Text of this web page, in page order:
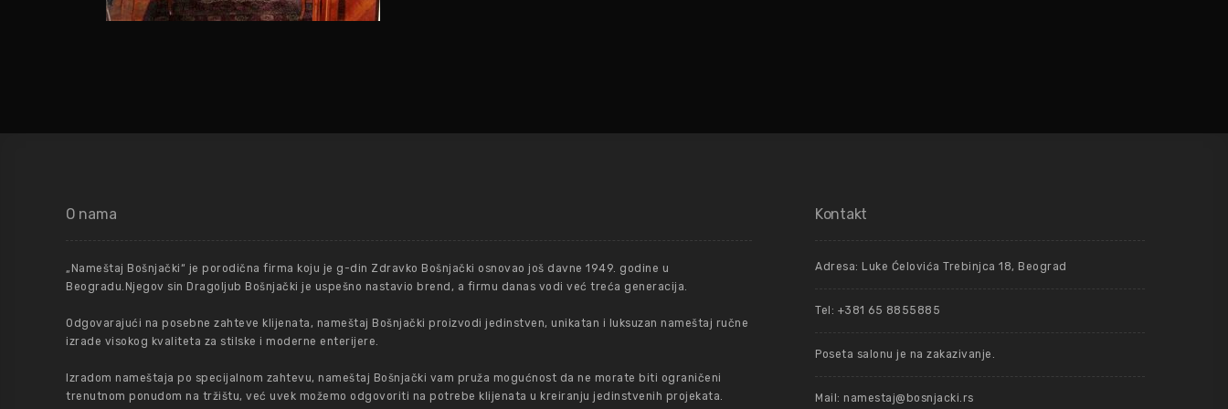
O nama
„Nameštaj Bošnjački“ je porodična firma koju je g-din Zdravko Bošnjački osnovao još davne 1949. godine u
Beogradu.Njegov sin Dragoljub Bošnjački je uspešno nastavio brend, a firmu danas vodi već treća generacija.
Odgovarajući na posebne zahteve klijenata, nameštaj Bošnjački proizvodi jedinstven, unikatan i luksuzan nameštaj ručne
izrade visokog kvaliteta za stilske i moderne enterijere.
Izradom nameštaja po specijalnom zahtevu, nameštaj Bošnjački vam pruža mogućnost da ne morate biti ograničeni
trenutnom ponudom na tržištu, već uvek možemo odgovoriti na potrebe klijenata u kreiranju jedinstvenih projekata.
Kontakt
Adresa: Luke Ćelovića Trebinjca 18, Beograd
Tel: +381 65 8855885
Poseta salonu je na zakazivanje.
Mail: namestaj@bosnjacki.rs